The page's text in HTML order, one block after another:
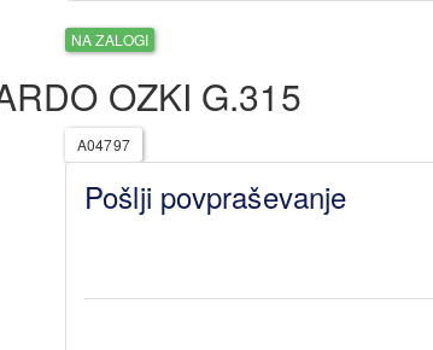
NA ZALOGI
OZKI G.315
A04797
Pošlji povpraševanje